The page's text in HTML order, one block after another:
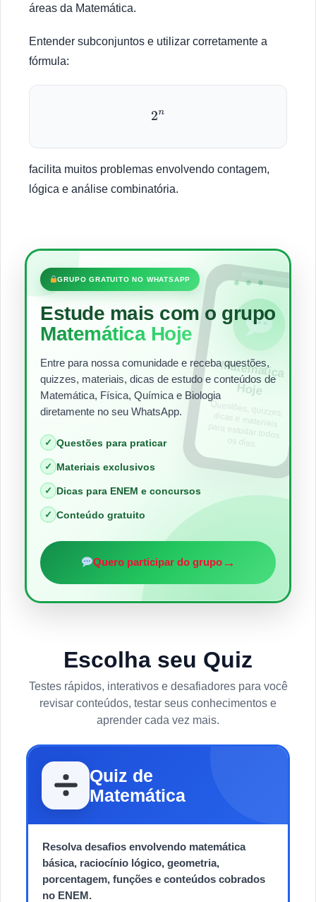
áreas da Matemática.
Entender subconjuntos e utilizar corretamente a
fórmula:
2n
facilita muitos problemas envolvendo contagem,
lógica e análise combinatória.
•••
GRUPO GRATUITO NO WHATSAPP
Estude mais com o grupo
Matemática Hoje
Entre para nossa comunidade e receba questões,
quizzes, materiais, dicas de estudo e conteúdos de
Matemática, Física, Química e Biologia
diretamente no seu WhatsApp.
✓ Questões para praticar
✓ Materiais exclusivos
✓ Dicas para ENEM e concursos
✓ Conteúdo gratuito
Quero participar do grupo→
Matem
ática
Hoje
Questões, quizzes,
dicas e materiais
para estudar todos
os dias.
Escolha seu Quiz
Testes rápidos, interativos e desafiadores para você
revisar conteúdos, testar seus conhecimentos e
aprender cada vez mais.
Quiz de
Matemática
Resolva desafios envolvendo matemática
básica, raciocínio lógico, geometria,
porcentagem, funções e conteúdos cobrados
no ENEM.